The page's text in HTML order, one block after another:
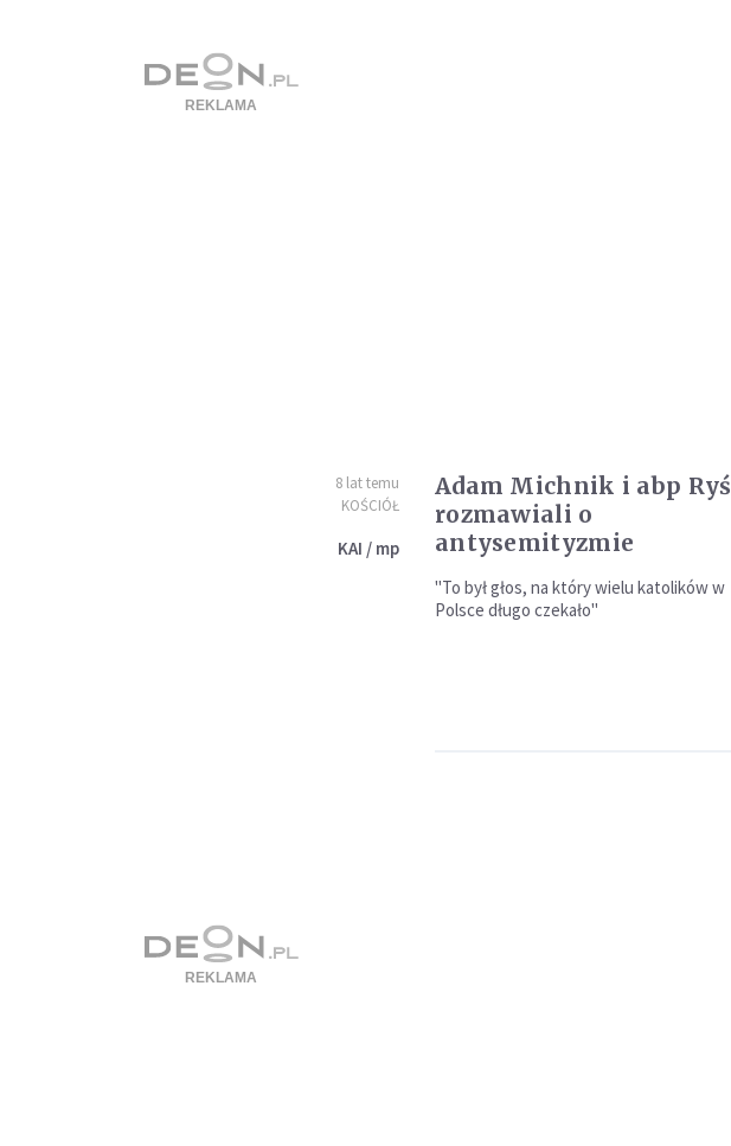
8 lat temu
KOŚCIÓŁ
KAI / mp
Adam Michnik i abp Ryś
rozmawiali o
antysemityzmie
"To był głos, na który wielu katolików w
Polsce długo czekało"